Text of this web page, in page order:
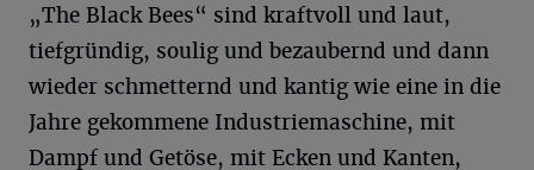
„The Black Bees“ sind kraftvoll und laut,
tiefgründig, soulig und bezaubernd und dann
wieder schmetternd und kantig wie eine in die
Jahre gekommene Industriemaschine, mit
Dampf und Getöse, mit Ecken und Kanten,